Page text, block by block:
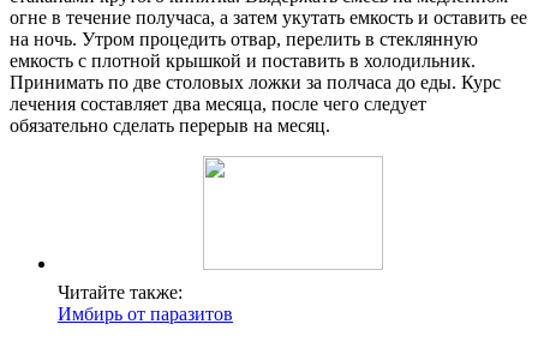
огне в течение получаса, а затем укутать емкость и оставить ее
на ночь. Утром процедить отвар, перелить в стеклянную
емкость с плотной крышкой и поставить в холодильник.
Принимать по две столовых ложки за полчаса до еды. Курс
лечения составляет два месяца, после чего следует
обязательно сделать перерыв на месяц.
Читайте также:
Имбирь от паразитов